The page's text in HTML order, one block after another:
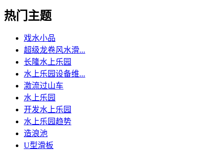
热门主题
戏水小品
超级龙卷风水滑...
长隆水上乐园
水上乐园设备维...
激流过山车
水上乐园
开发水上乐园
水上乐园趋势
造浪池
U型滑板